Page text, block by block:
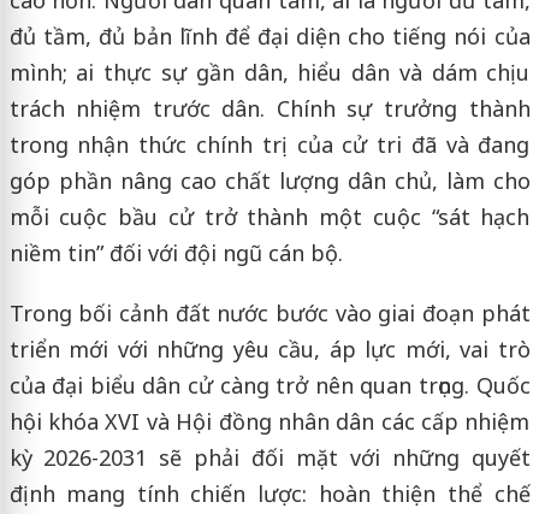
đủ tầm, đủ bản lĩnh để đại diện cho tiếng nói của
mình; ai thực sự gần dân, hiểu dân và dám chịu
trách nhiệm trước dân. Chính sự trưởng thành
trong nhận thức chính trị của cử tri đã và đang
góp phần nâng cao chất lượng dân chủ, làm cho
mỗi cuộc bầu cử trở thành một cuộc “sát hạch
niềm tin” đối với đội ngũ cán bộ.
Trong bối cảnh đất nước bước vào giai đoạn phát
triển mới với những yêu cầu, áp lực mới, vai trò
của đại biểu dân cử càng trở nên quan trọng. Quốc
hội khóa XVI và Hội đồng nhân dân các cấp nhiệm
kỳ 2026-2031 sẽ phải đối mặt với những quyết
định mang tính chiến lược: hoàn thiện thể chế